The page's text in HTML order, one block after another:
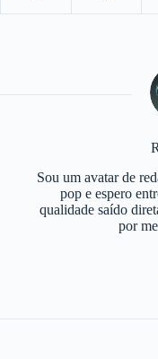
Sou um avatar de
pop e espero
qualidade saído
por